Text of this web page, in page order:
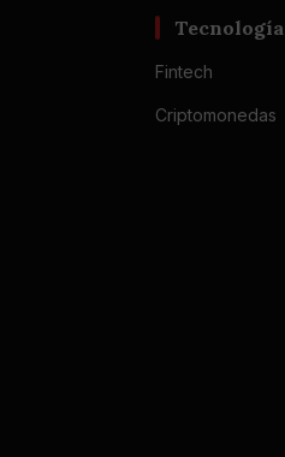
Tecnología
Fintech
Criptomonedas